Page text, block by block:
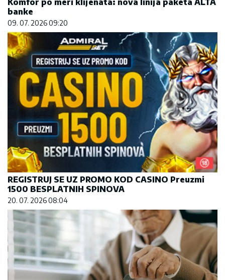
Komfor po meri klijenata: nova linija paketa ALTA
banke
09. 07. 2026 09:20
REGISTRUJ SE UZ PROMO KOD CASINO Preuzmi
1500 BESPLATNIH SPINOVA
20. 07. 2026 08:04